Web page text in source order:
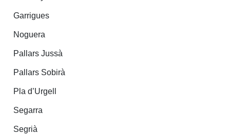
Garrigues
Noguera
Pallars Jussà
Pallars Sobirà
Pla d’Urgell
Segarra
Segrià